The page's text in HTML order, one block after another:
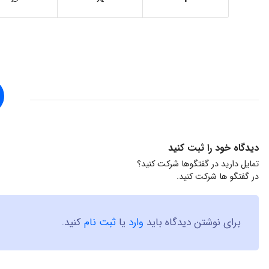
دیدگاه خود را ثبت کنید
تمایل دارید در گفتگوها شرکت کنید؟
در گفتگو ها شرکت کنید.
برای نوشتن دیدگاه باید وارد یا ثبت نامکنید.